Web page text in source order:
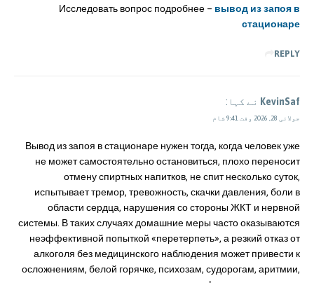
Исследовать вопрос подробнее – вывод из запоя в
стационаре
REPLY
KevinSaf نے کہا:
جولائی 28, 2026 وقت 9:41 شام
Вывод из запоя в стационаре нужен тогда, когда человек уже
не может самостоятельно остановиться, плохо переносит
отмену спиртных напитков, не спит несколько суток,
испытывает тремор, тревожность, скачки давления, боли в
области сердца, нарушения со стороны ЖКТ и нервной
системы. В таких случаях домашние меры часто оказываются
неэффективной попыткой «перетерпеть», а резкий отказ от
алкоголя без медицинского наблюдения может привести к
осложнениям, белой горячке, психозам, судорогам, аритмии,